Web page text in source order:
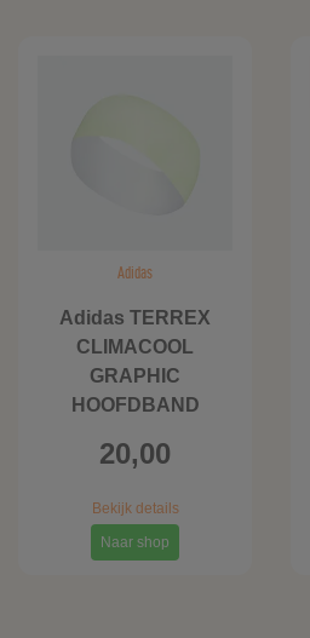
Adidas
Adidas TERREX
CLIMACOOL
GRAPHIC
HOOFDBAND
20,00
Bekijk details
Naar shop